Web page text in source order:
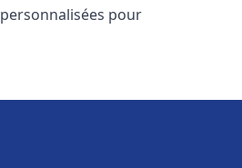
personnalisées pour